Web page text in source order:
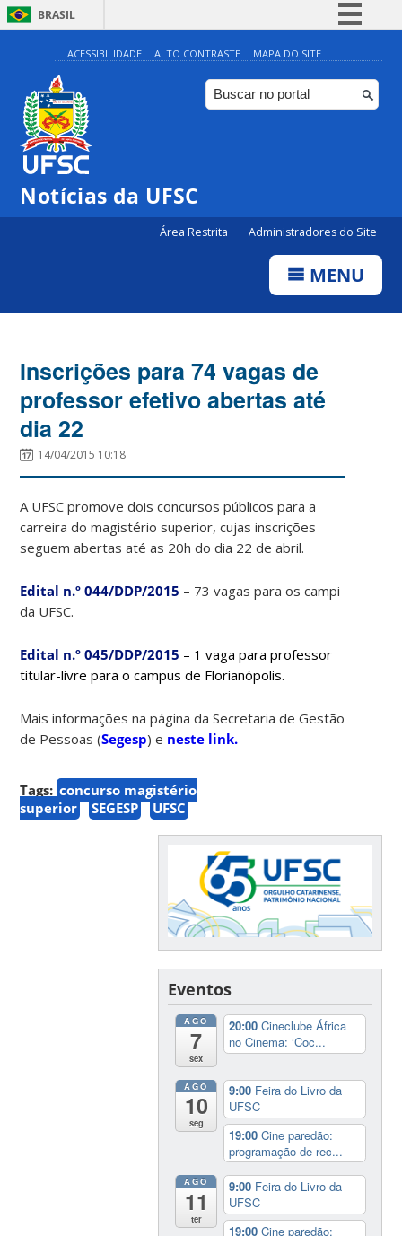
BRASIL
Simplifique!
Comunica BR
Participe
ACESSIBILIDADE ALTO CONTRASTE MAPA DO SITE
Notícias da UFSC
Área Restrita Administradores do Site
MENU
Inscrições para 74 vagas de
professor efetivo abertas até
dia 22
14/04/2015 10:18
A UFSC promove dois concursos públicos para a
carreira do magistério superior, cujas inscrições
seguem abertas até as 20h do dia 22 de abril.
Edital n.º 044/DDP/2015 – 73 vagas para os campi
da UFSC.
Edital n.º 045/DDP/2015 – 1 vaga para professor
titular-livre para o campus de Florianópolis.
Mais informações na página da Secretaria de Gestão
de Pessoas (Segesp) e neste link.
Tags: concurso magistério
superior
SEGESP UFSC
Eventos
AGO
7
sex
20:00Cineclube África
no Cinema: ‘Coc...
AGO
10
seg
9:00 Feira do Livro da
UFSC
19:00Cine paredão:
programação de rec...
AGO
11
ter
9:00 Feira do Livro da
UFSC
19:00Cine paredão: